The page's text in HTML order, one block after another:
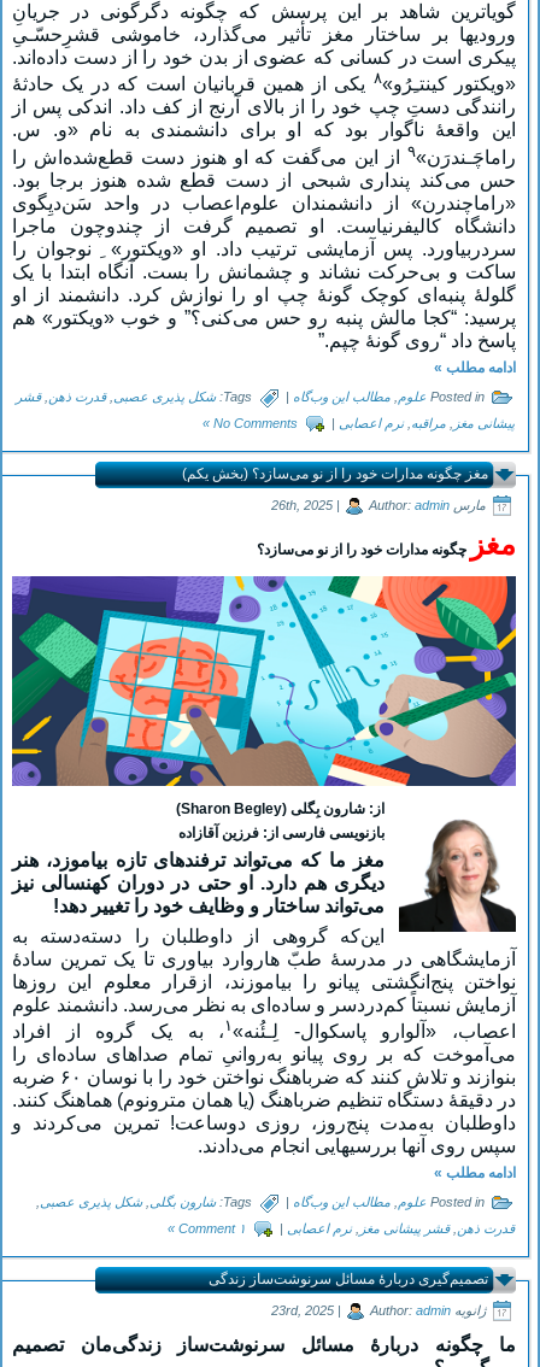
گویاترین شاهد بر این پرسش که چگونه دگرگونی در جریانِ
ورودیها بر ساختار مغز تأثیر می‌گذارد، خاموشی قشرِحسّـیِ
پیکری است در کسانی که عضوی از بدن خود را از دست داده‌اند.
«ویکتور کینتـِرُو»۸ یکی از همین قربانیان است که در یک حادثۀ
رانندگی دستِ چپ خود را از بالای آرنج از کف داد. اندکی پس از
این واقعۀ ناگوار بود که او برای دانشمندی به نام «و.‌ س.
راماچَـندرَن»۹ از این می‌گفت که او هنوز دست قطع‌شده‌اش را
حس می‌کند پنداری شبحی از دست قطع شده هنوز برجا بود.
«راماچندرن» از دانشمندان علوم‌اعصاب در واحد سَن‌دیِگوی
دانشگاه کالیفرنیاست. او تصمیم گرفت از چند‌و‌چون ماجرا
سردربیاورد. پس آزمایشی ترتیب داد. او «ویکتور» ِ نوجوان را
ساکت و بی‌حرکت نشاند و چشمانش را بست. آنگاه ابتدا با یک
گلولۀ پنبه‌ای کوچک گونۀ چپ او را نوازش کرد. دانشمند از او
پرسید: “کجا مالش پنبه رو حس می‌کنی؟” و خوب «ویکتور» هم
پاسخ داد “روی گونۀ چپم.”
ادامه مطلب »
علوم مطالب این وب‌گاه | شکل پذیری عصبی ,قدرت ذهن ,قشر
پیشانی مغز
مراقبه ,نرم اعصابی |
No Comments »
مغز چگونه مدارات خود را از نو می‌سازد؟ (بخش یکم)
مارس 26th, 2025 | Author: admin
مغز چگونه مدارات خود را از نو می‌سازد؟
از: شارون بِگلی (Sharon Begley)
بازنویسی فارسی از: فرزین آقازاده
مغز ما که می‌تواند ترفندهای تازه بیاموزد، هنر
دیگری هم دارد. او حتی در دوران کهنسالی نیز
می‌تواند ساختار و وظایف خود را تغییر دهد!
این‌که گروهی از داوطلبان را دسته‌دسته به
آزمایشگاهی در مدرسۀ طبّ هاروارد بیاوری تا یک تمرین سادۀ
نواختن پنج‌انگشتی پیانو را بیاموزند، ازقرار معلوم این روزها
آزمایش نسبتاً کم‌دردسر و ساده‌ای به‌ نظر می‌رسد. دانشمند علوم
اعصاب، «آلوارو پاسکوال- لِـئُنه»۱ ، به یک گروه از افراد
می‌آموخت که بر روی پیانو به‌روانیِ تمام صداهای ساده‌ای را
بنوازند و تلاش کنند که ضرباهنگ نواختن خود را با نوسان ۶۰ ضربه
در دقیقۀ دستگاه تنظیم ضرباهنگ (یا همان مترونوم) هماهنگ کنند.
داوطلبان به‌مدت پنج‌روز، روزی دوساعت! تمرین می‌کردند و
سپس روی آنها بررسیهایی انجام می‌دادند.
ادامه مطلب »
علوم مطالب این وب‌گاه شارون بگلی ,شکل پذیری عصبی
قدرت ذهن ,قشر پیشانی مغز ,نرم اعصابی ۱ Comment »
تصمیم‌گیری دربارۀ مسائل سرنوشت‌ساز زندگی
ژانویه 23rd, 2025 | Author: admin
ما چگونه دربارۀ مسائل سرنوشت‌ساز زندگی‌مان تصمیم